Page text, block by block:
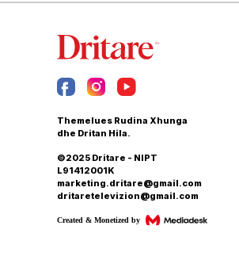
Themelues Rudina Xhunga
dhe Dritan Hila.
©2025 Dritare - NIPT
L91412001K
marketing.dritare@gmail.com
dritaretelevizion@gmail.com
Created & Monetized by